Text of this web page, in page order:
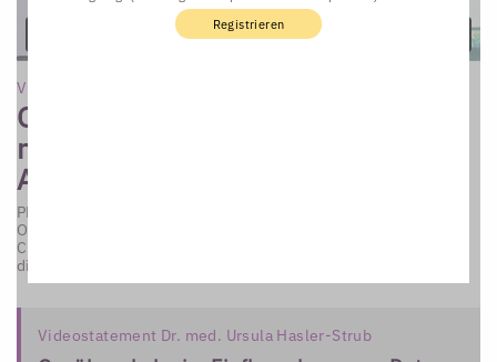
Registrieren
Videostatement Dr. med. Ursula Hasler-Strub
Gynäkoonkologie: Einfluss der
neuen Daten auf den klinischen
Alltag?
PRIMA: Niraparib vs. Placebo bei fortgeschrittenem
Ovarialkarzinom in Hochrisiko-Situation – KEYNOTE-A18:
Chemotherapie plus Pembrolizumab vs. Placebo bei neu
diagnostiziertem, lokal ...
Videostatement Dr. med. Ursula Hasler-Strub